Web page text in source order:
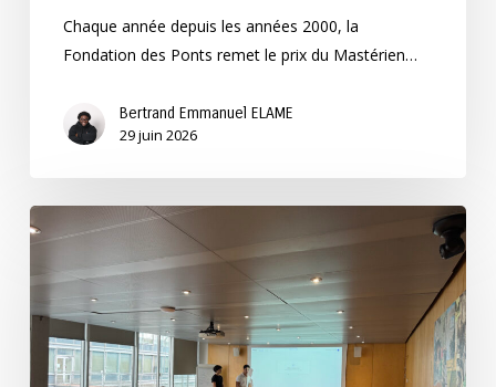
Chaque année depuis les années 2000, la
Fondation des Ponts remet le prix du Mastérien…
Bertrand Emmanuel ELAME
29 juin 2026
Les
du
d’encouragement